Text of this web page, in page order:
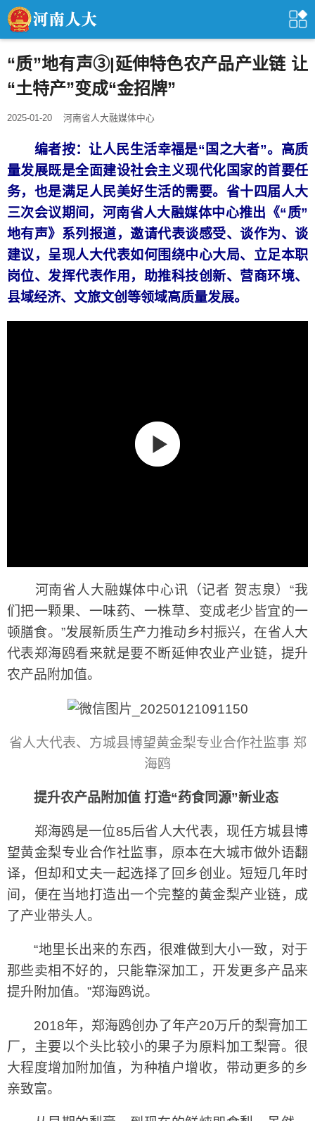
“质”地有声③|延伸特色农产品产业链 让
“土特产”变成“金招牌”
2025-01-20 河南省人大融媒体中心
编者按：让人民生活幸福是“国之大者”。高质
量发展既是全面建设社会主义现代化国家的首要任
务，也是满足人民美好生活的需要。省十四届人大
三次会议期间，河南省人大融媒体中心推出《“质”
地有声》系列报道，邀请代表谈感受、谈作为、谈
建议，呈现人大代表如何围绕中心大局、立足本职
岗位、发挥代表作用，助推科技创新、营商环境、
县域经济、文旅文创等领域高质量发展。
河南省人大融媒体中心讯（记者 贺志泉）“我
们把一颗果、一味药、一株草、变成老少皆宜的一
顿膳食。”发展新质生产力推动乡村振兴，在省人大
代表郑海鸥看来就是要不断延伸农业产业链，提升
农产品附加值。
省人大代表、方城县博望黄金梨专业合作社监事 郑
海鸥
提升农产品附加值 打造“药食同源”新业态
郑海鸥是一位85后省人大代表，现任方城县博
望黄金梨专业合作社监事，原本在大城市做外语翻
译，但却和丈夫一起选择了回乡创业。短短几年时
间，便在当地打造出一个完整的黄金梨产业链，成
了产业带头人。
“地里长出来的东西，很难做到大小一致，对于
那些卖相不好的，只能靠深加工，开发更多产品来
提升附加值。”郑海鸥说。
2018年，郑海鸥创办了年产20万斤的梨膏加工
厂，主要以个头比较小的果子为原料加工梨膏。很
大程度增加附加值，为种植户增收，带动更多的乡
亲致富。